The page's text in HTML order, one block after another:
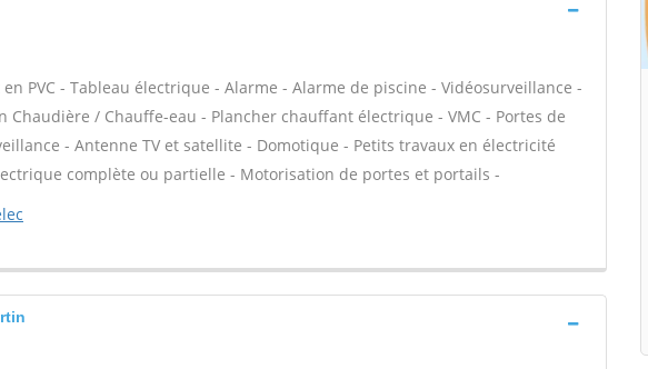
PVC - Tableau électrique - Alarme - Alarme de piscine - Vidéosurveillance -
Chaudière / Chauffe-eau - Plancher chauffant électrique - VMC - Portes de
- Antenne TV et satellite - Domotique - Petits travaux en électricité
complète ou partielle - Motorisation de portes et portails -